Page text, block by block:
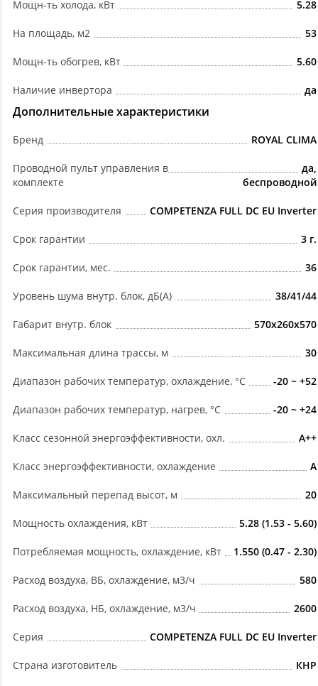
Мощн-ть холода, кВт 5.28
На площадь, м2 53
Мощн-ть обогрев, кВт 5.60
Наличие инвертора да
Дополнительные характеристики
Бренд ROYAL CLIMA
Проводной пульт управления в
комплекте
да,
беспроводной
Серия производителя COMPETENZA FULL DC EU Inverter
Срок гарантии 3 г.
Срок гарантии, мес. 36
Уровень шума внутр. блок, дБ(А) 38/41/44
Габарит внутр. блок 570x260x570
Максимальная длина трассы, м 30
Диапазон рабочих температур, охлаждение, °C -20 ~ +52
Диапазон рабочих температур, нагрев, °C -20 ~ +24
Класс сезонной энергоэффективности, охл. A++
Класс энергоэффективности, охлаждение A
Максимальный перепад высот, м 20
Мощность охлаждения, кВт 5.28 (1.53 - 5.60)
Потребляемая мощность, охлаждение, кВт 1.550 (0.47 - 2.30)
Расход воздуха, ВБ, охлаждение, м3/ч 580
Расход воздуха, НБ, охлаждение, м3/ч 2600
Серия COMPETENZA FULL DC EU Inverter
Страна изготовитель КНР